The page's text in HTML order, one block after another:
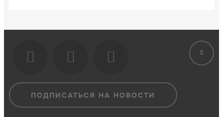
ПОДПИСАТЬСЯ НА НОВОСТИ